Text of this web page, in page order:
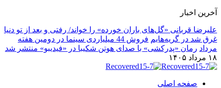
آخرین اخبار
علیرضا قربانی «گل‌های باران خورده» را خواند/ رفتی و بعد از تو دنیا
غرق شد در گریه‌هایم
فروش 44 میلیاردی سینما در دومین هفته
مرداد رمان «پدرکشی» با صدای هوتن شکیبا در «فیدیبو» منتشر شد
۱۸ مرداد ۱۴۰۵
صفحه اصلی